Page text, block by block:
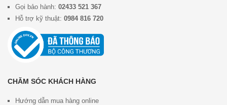
Gọi bảo hành: 02433 521 367
Hỗ trợ kỹ thuật: 0984 816 720
CHĂM SÓC KHÁCH HÀNG
Hướng dẫn mua hàng online